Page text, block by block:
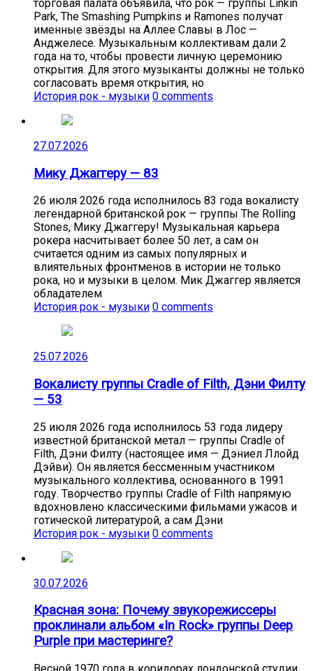
торговая палата объявила, что рок — группы Linkin
Park, The Smashing Pumpkins и Ramones получат
именные звёзды на Аллее Славы в Лос —
Анджелесе. Музыкальным коллективам дали 2
года на то, чтобы провести личную церемонию
открытия. Для этого музыканты должны не только
согласовать время открытия, но
История рок - музыки 0 comments
27.07.2026
Мику Джаггеру — 83
26 июля 2026 года исполнилось 83 года вокалисту
легендарной британской рок — группы The Rolling
Stones, Мику Джаггеру! Музыкальная карьера
рокера насчитывает более 50 лет, а сам он
считается одним из самых популярных и
влиятельных фронтменов в истории не только
рока, но и музыки в целом. Мик Джаггер является
обладателем
История рок - музыки 0 comments
25.07.2026
Вокалисту группы Cradle of Filth, Дэни Филту
— 53
25 июля 2026 года исполнилось 53 года лидеру
известной британской метал — группы Cradle of
Filth, Дэни Филту (настоящее имя — Дэниел Ллойд
Дэйви). Он является бессменным участником
музыкального коллектива, основанного в 1991
году. Творчество группы Cradle of Filth напрямую
вдохновлено классическими фильмами ужасов и
готической литературой, а сам Дэни
История рок - музыки 0 comments
30.07.2026
Красная зона: Почему звукорежиссеры
проклинали альбом «In Rock» группы Deep
Purple при мастеринге?